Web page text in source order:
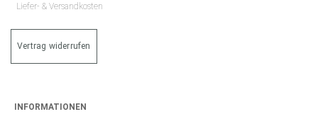
Liefer- & Versandkosten
Vertrag widerrufen
INFORMATIONEN